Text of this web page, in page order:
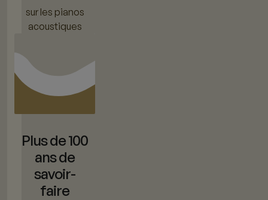
sur les pianos
acoustiques
Plus de 100
ans de
savoir-
faire